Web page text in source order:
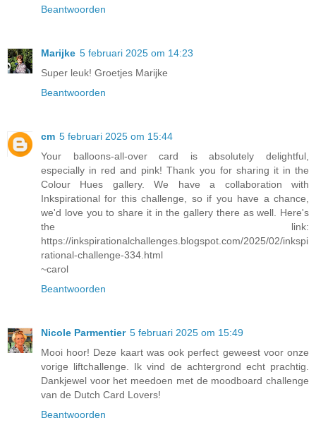
Beantwoorden
Marijke 5 februari 2025 om 14:23
Super leuk! Groetjes Marijke
Beantwoorden
cm 5 februari 2025 om 15:44
Your balloons-all-over card is absolutely delightful,
especially in red and pink! Thank you for sharing it in the
Colour Hues gallery. We have a collaboration with
Inkspirational for this challenge, so if you have a chance,
we'd love you to share it in the gallery there as well. Here's
the link:
https://inkspirationalchallenges.blogspot.com/2025/02/inkspi
rational-challenge-334.html
~carol
Beantwoorden
Nicole Parmentier 5 februari 2025 om 15:49
Mooi hoor! Deze kaart was ook perfect geweest voor onze
vorige liftchallenge. Ik vind de achtergrond echt prachtig.
Dankjewel voor het meedoen met de moodboard challenge
van de Dutch Card Lovers!
Beantwoorden